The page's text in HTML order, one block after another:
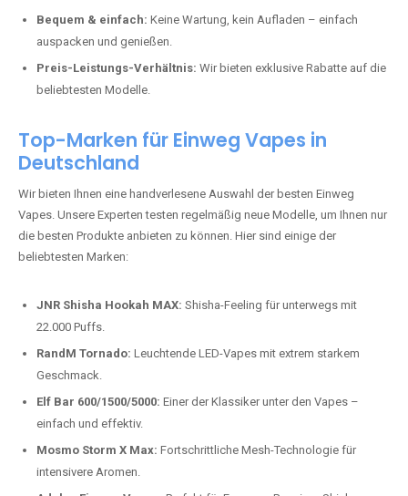
Bequem & einfach: Keine Wartung, kein Aufladen – einfach
auspacken und genießen.
Preis-Leistungs-Verhältnis: Wir bieten exklusive Rabatte auf die
beliebtesten Modelle.
Top-Marken für Einweg Vapes in
Deutschland
Wir bieten Ihnen eine handverlesene Auswahl der besten Einweg
Vapes. Unsere Experten testen regelmäßig neue Modelle, um Ihnen nur
die besten Produkte anbieten zu können. Hier sind einige der
beliebtesten Marken:
JNR Shisha Hookah MAX: Shisha-Feeling für unterwegs mit
22.000 Puffs.
RandM Tornado: Leuchtende LED-Vapes mit extrem starkem
Geschmack.
Elf Bar 600/1500/5000: Einer der Klassiker unter den Vapes –
einfach und effektiv.
Mosmo Storm X Max: Fortschrittliche Mesh-Technologie für
intensivere Aromen.